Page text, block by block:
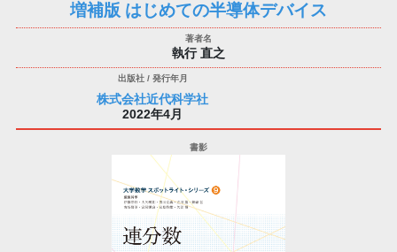
増補版 はじめての半導体デバイス
執行 直之
株式会社近代科学社
2022年4月